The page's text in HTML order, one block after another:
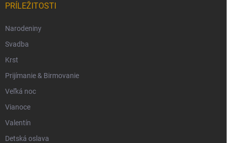
PRÍLEŽITOSTI
Narodeniny
Svadba
Krst
Prijímanie & Birmovanie
Veľká noc
Vianoce
Valentín
Detská oslava